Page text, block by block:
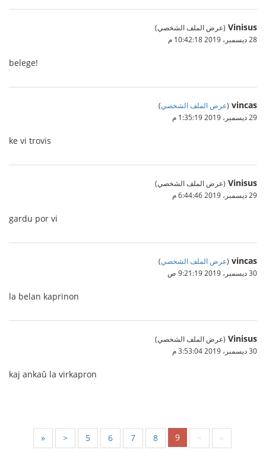
Vinisus (عرض الملف الشخصي)
28 ديسمبر، 2019 10:42:18 م
belege!
vincas
(عرض الملف الشخصي)
29 ديسمبر، 2019 1:35:19 م
ke vi trovis
Vinisus (عرض الملف الشخصي)
29 ديسمبر، 2019 6:44:46 م
gardu por vi
vincas
(عرض الملف الشخصي)
30 ديسمبر، 2019 9:21:19 ص
la belan kaprinon
Vinisus (عرض الملف الشخصي)
30 ديسمبر، 2019 3:53:04 م
kaj ankaŭ la virkapron
« < 5 6 7 8 9 > »